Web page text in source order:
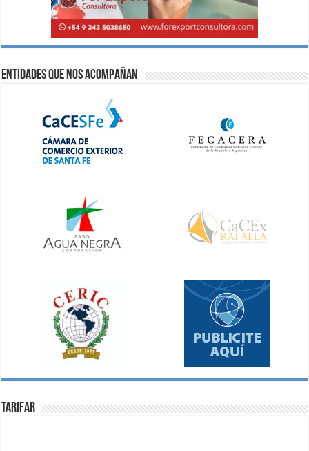
Entidades que nos acompañan
Tarifar